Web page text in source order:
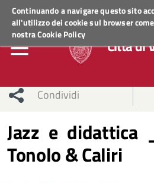
Continuando a navigare questo sito
all'utilizzo dei cookie sul browser
nostraCookie Policy
Regione VenetoACCEDI AI SERVIZI
Città di
Condividi
Jazz e didattica
Tonolo & Caliri